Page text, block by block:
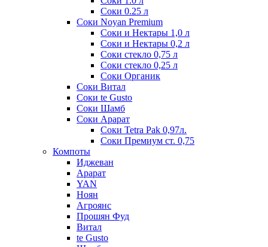
Соки 0.25 л
Соки Noyan Premium
Соки и Нектары 1,0 л
Соки и Нектары 0,2 л
Соки стекло 0,75 л
Соки стекло 0,25 л
Соки Органик
Соки Витал
Соки te Gusto
Соки Шамб
Соки Арарат
Соки Tetra Pak 0,97л.
Соки Премиум ст. 0,75
Компоты
Иджеван
Арарат
YAN
Ноян
Агроянс
Прошян Фуд
Витал
te Gusto